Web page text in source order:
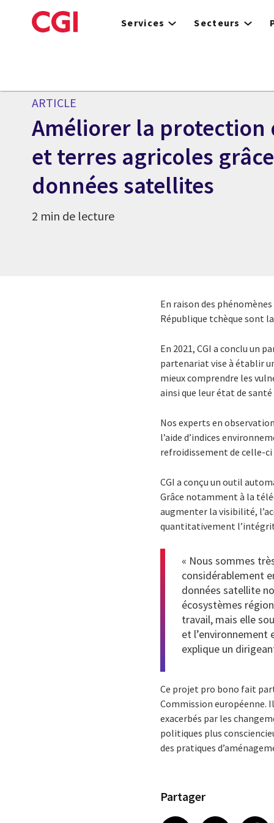
to
Services Secteurs
ARTICLE
Améliorer la protection
et terres agricoles
données satellites
2 min de lecture
En raison des
République tchèque sont
En 2021, CGI a conclu un
partenariat vise à établir
mieux comprendre les
ainsi que leur état de
Nos experts en
l’aide d’indices
refroidissement de celle-
CGI a conçu un outil
Grâce notamment à la
augmenter la visibilité,
quantitativement
« Nous sommes
considérablement
données satellite
écosystèmes
travail, mais elle
et l’environnement
explique un
Ce projet pro bono fait
Commission européenne.
exacerbés par les
politiques plus
des pratiques
Partager